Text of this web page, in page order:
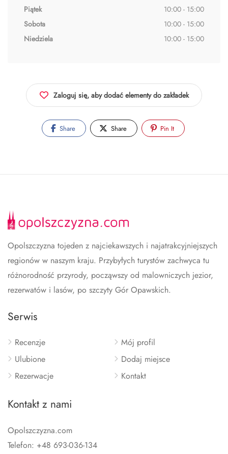
Piątek
10:00 - 15:00
Sobota
10:00 - 15:00
Niedziela
10:00 - 15:00
Zaloguj się, aby dodać elementy do zakładek
Share Share Pin It
Opolszczyzna tojeden z najciekawszych i najatrakcyjniejszych
regionów w naszym kraju. Przybyłych turystów zachwyca tu
różnorodność przyrody, począwszy od malowniczych jezior,
rezerwatów i lasów, po szczyty Gór Opawskich.
Serwis
Recenzje
Ulubione
Rezerwacje
Mój profil
Dodaj miejsce
Kontakt
Kontakt z nami
Opolszczyzna.com
Telefon: +48 693-036-134